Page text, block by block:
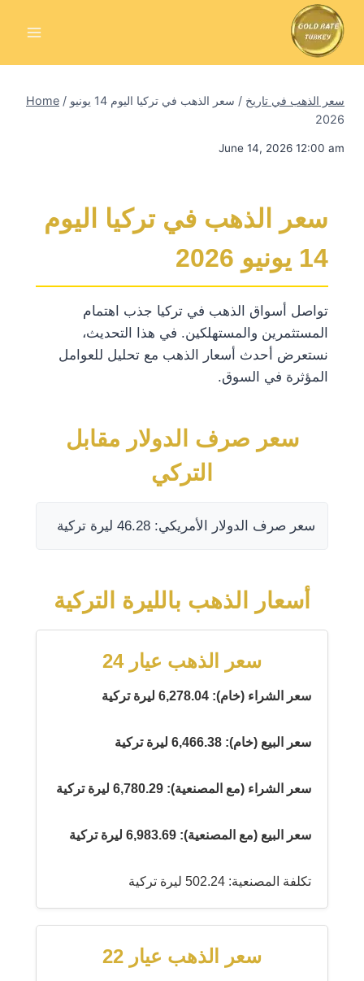
Home / سعر الذهب في تاريخ /
سعر الذهب في تركيا اليوم 14 يونيو
2026
June 14, 2026 12:00 am
سعر الذهب في تركيا اليوم
14 يونيو 2026
تواصل أسواق الذهب في تركيا جذب اهتمام
المستثمرين والمستهلكين. في هذا التحديث،
نستعرض أحدث أسعار الذهب مع تحليل للعوامل
المؤثرة في السوق.
سعر صرف الدولار مقابل
التركي
سعر صرف الدولار الأمريكي: 46.28 ليرة تركية
أسعار الذهب بالليرة التركية
سعر الذهب عيار 24
سعر الشراء (خام): 6,278.04 ليرة تركية
سعر البيع (خام): 6,466.38 ليرة تركية
سعر الشراء (مع المصنعية): 6,780.29 ليرة تركية
سعر البيع (مع المصنعية): 6,983.69 ليرة تركية
تكلفة المصنعية: 502.24 ليرة تركية
سعر الذهب عيار 22